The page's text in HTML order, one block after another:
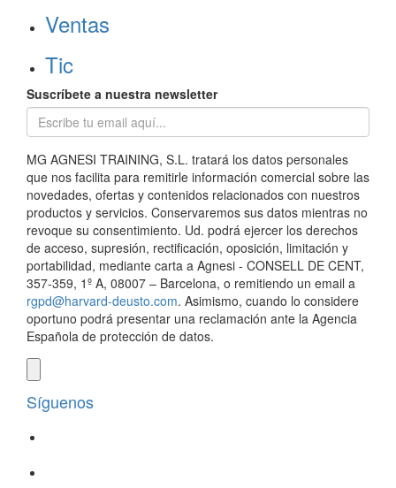
Ventas
Tic
Suscríbete a nuestra newsletter
MG AGNESI TRAINING, S.L. tratará los datos personales
que nos facilita para remitirle información comercial sobre las
novedades, ofertas y contenidos relacionados con nuestros
productos y servicios. Conservaremos sus datos mientras no
revoque su consentimiento. Ud. podrá ejercer los derechos
de acceso, supresión, rectificación, oposición, limitación y
portabilidad, mediante carta a Agnesi - CONSELL DE CENT,
357-359, 1º A, 08007 – Barcelona, o remitiendo un email a
rgpd@harvard-deusto.com. Asimismo, cuando lo considere
oportuno podrá presentar una reclamación ante la Agencia
Española de protección de datos.
Síguenos